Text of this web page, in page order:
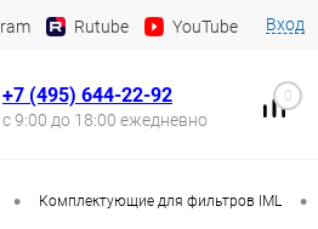
Rutube YouTube Вход
+7 (495) 644-22-92
с 9:00 до 18:00 ежедневно
0
• Комплектующие для фильтров IML •